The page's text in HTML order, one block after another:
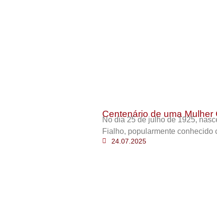
Centenário de uma Mulher
No dia 25 de julho de 1925,
Fialho, popularmente conhecido
24.07.2025